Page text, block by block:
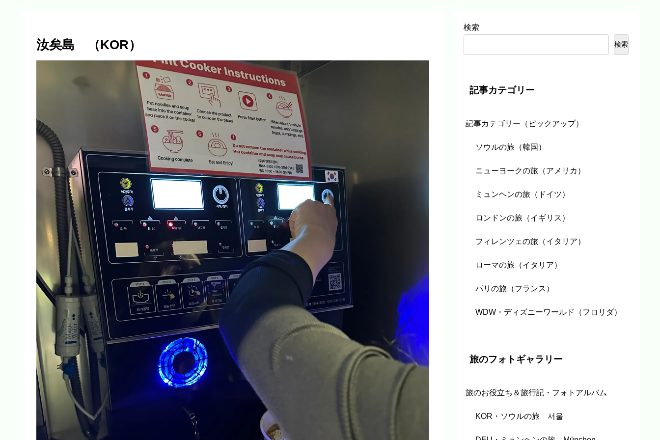
汝矣島 （KOR）
検索
検索
記事カテゴリー
記事カテゴリー（ピックアップ）
ソウルの旅（韓国）
ニューヨークの旅（アメリカ）
ミュンヘンの旅（ドイツ）
ロンドンの旅（イギリス）
フィレンツェの旅（イタリア）
ローマの旅（イタリア）
パリの旅（フランス）
WDW・ディズニーワールド（フロリダ）
旅のフォトギャラリー
旅のお役立ち＆旅行記・フォトアルバム
KOR・ソウルの旅 서울